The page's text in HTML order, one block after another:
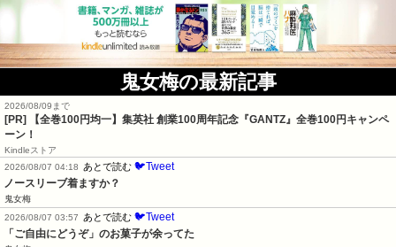
鬼女梅の最新記事
2026/08/09まで
[PR]
【全巻100円均一】集英社 創業100周年記念『GANTZ』全巻100円キャンペ
ーン！
Kindleストア
2026/08/07 04:18
あとで読む 🐦Tweet
ノースリーブ着ますか？
鬼女梅
2026/08/07 03:57
あとで読む 🐦Tweet
「ご自由にどうぞ」のお菓子が余ってた